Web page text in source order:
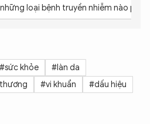
loại bệnh truyền nhiễm nào phổ
#sức khỏe
#làn da
#vi khuẩn #dấu hiệu